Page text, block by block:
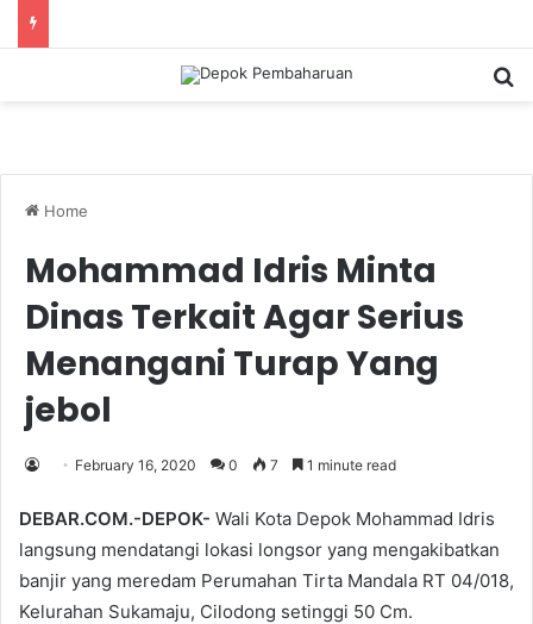
Home
Mohammad Idris Minta
Dinas Terkait Agar Serius
Menangani Turap Yang
jebol
February 16, 2020 0 7 1 minute read
DEBAR.COM.-DEPOK- Wali Kota Depok Mohammad Idris
langsung mendatangi lokasi longsor yang mengakibatkan
banjir yang meredam Perumahan Tirta Mandala RT 04/018,
Kelurahan Sukamaju, Cilodong setinggi 50 Cm.